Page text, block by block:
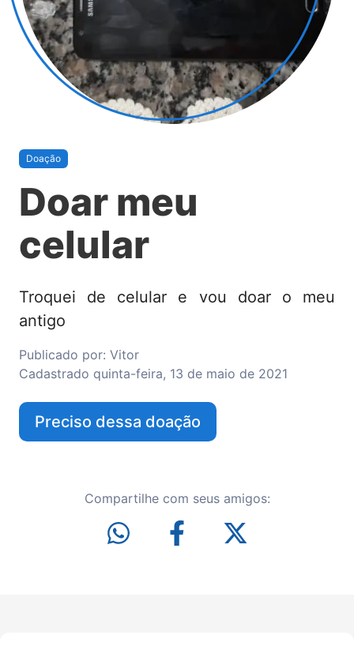
Doação
Doar meu
celular
Troquei de celular e vou doar o meu
antigo
Publicado por: Vitor
Cadastrado quinta-feira, 13 de maio de 2021
Preciso dessa doação
Compartilhe com seus amigos: